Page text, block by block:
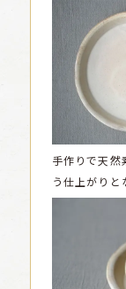
手作りで天然
う仕上がりと